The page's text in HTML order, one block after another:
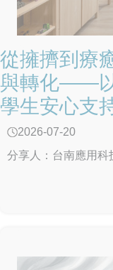
從擁擠到療
與轉化——以
學生安心支
2026-07-20
分享人：台南應用科